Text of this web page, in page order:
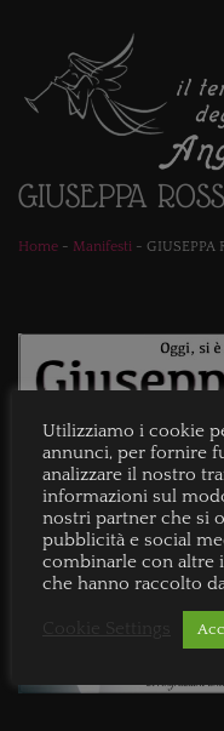
GIUSEPPA
Home - Manifesti - GIUSEPPA
Utilizziamo i cookie
annunci, per fornire
analizzare il nostro
informazioni sul
nostri partner che si
pubblicità e social
combinarle con altre
che hanno raccolto